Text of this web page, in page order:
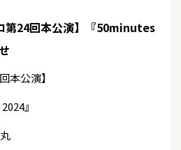
第24回本公演】『50minutes
本公演】
』